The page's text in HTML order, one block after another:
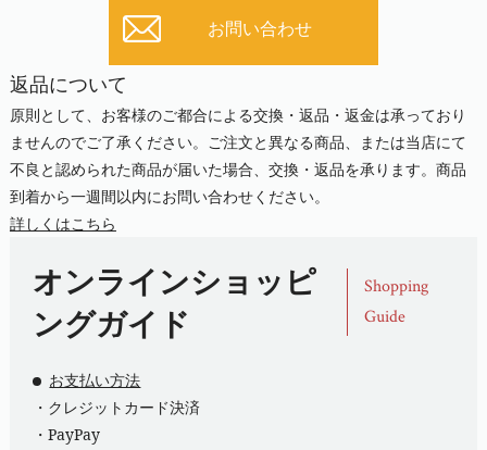
お問い合わせ
返品について
原則として、お客様のご都合による交換・返品・返金は承っており
ませんのでご了承ください。ご注文と異なる商品、または当店にて
不良と認められた商品が届いた場合、交換・返品を承ります。商品
到着から一週間以内にお問い合わせください。
詳しくはこちら
オンラインショッピ
ングガイド
Shopping
Guide
お支払い方法
・クレジットカード決済
・PayPay